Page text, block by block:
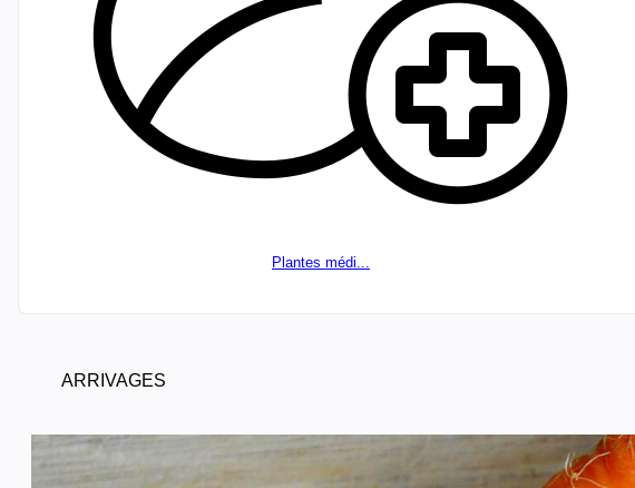
Plantes médi...
ARRIVAGES